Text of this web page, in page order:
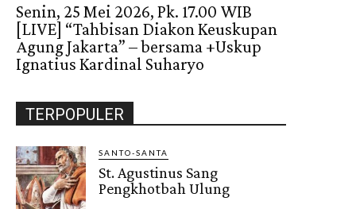
Senin, 25 Mei 2026, Pk. 17.00 WIB
[LIVE] “Tahbisan Diakon Keuskupan
Agung Jakarta” – bersama +Uskup
Ignatius Kardinal Suharyo
TERPOPULER
SANTO-SANTA
St. Agustinus Sang
Pengkhotbah Ulung